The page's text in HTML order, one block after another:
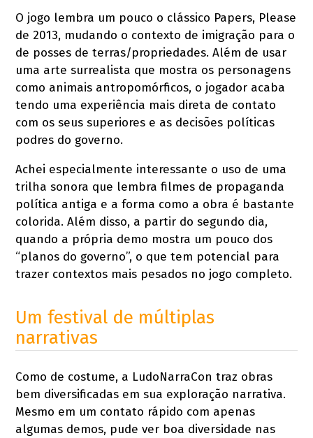
O jogo lembra um pouco o clássico Papers, Please
de 2013, mudando o contexto de imigração para o
de posses de terras/propriedades. Além de usar
uma arte surrealista que mostra os personagens
como animais antropomórficos, o jogador acaba
tendo uma experiência mais direta de contato
com os seus superiores e as decisões políticas
podres do governo.
Achei especialmente interessante o uso de uma
trilha sonora que lembra filmes de propaganda
política antiga e a forma como a obra é bastante
colorida. Além disso, a partir do segundo dia,
quando a própria demo mostra um pouco dos
“planos do governo”, o que tem potencial para
trazer contextos mais pesados no jogo completo.
Um festival de múltiplas
narrativas
Como de costume, a LudoNarraCon traz obras
bem diversificadas em sua exploração narrativa.
Mesmo em um contato rápido com apenas
algumas demos, pude ver boa diversidade nas